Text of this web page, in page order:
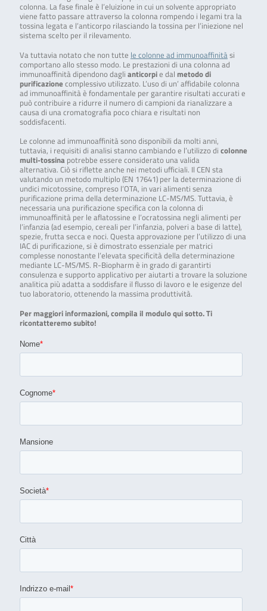
colonna. La fase finale è l’eluizione in cui un solvente appropriato
viene fatto passare attraverso la colonna rompendo i legami tra la
tossina legata e l’anticorpo rilasciando la tossina per l’iniezione nel
sistema scelto per il rilevamento.
Va tuttavia notato che non tutte le colonne ad immunoaffinitàsi
comportano allo stesso modo. Le prestazioni di una colonna ad
immunoaffinità dipendono dagli anticorpie dal metodo di
purificazione complessivo utilizzato. L’uso di un’ affidabile colonna
ad immunoaffinità è fondamentale per garantire risultati accurati e
può contribuire a ridurre il numero di campioni da rianalizzare a
causa di una cromatografia poco chiara e risultati non
soddisfacenti.
Le colonne ad immunoaffinità sono disponibili da molti anni,
tuttavia, i requisiti di analisi stanno cambiando e l’utilizzo di colonne
multi-tossinapotrebbe essere considerato una valida
alternativa. Ciò si riflette anche nei metodi ufficiali. Il CEN sta
valutando un metodo multiplo (EN 17641) per la determinazione di
undici micotossine, compreso l’OTA, in vari alimenti senza
purificazione prima della determinazione LC-MS/MS. Tuttavia, è
necessaria una purificazione specifica con la colonna di
immunoaffinità per le aflatossine e l’ocratossina negli alimenti per
l’infanzia (ad esempio, cereali per l’infanzia, polveri a base di latte),
spezie, frutta secca e noci. Questa approvazione per l’utilizzo di una
IAC di purificazione, si è dimostrato essenziale per matrici
complesse nonostante l’elevata specificità della determinazione
mediante LC-MS/MS. R-Biopharm è in grado di garantirti
consulenza e supporto applicativo per aiutarti a trovare la soluzione
analitica più adatta a soddisfare il flusso di lavoro e le esigenze del
tuo laboratorio, ottenendo la massima produttività.
Per maggiori informazioni, compila il modulo qui sotto. Ti
ricontatteremo subito!